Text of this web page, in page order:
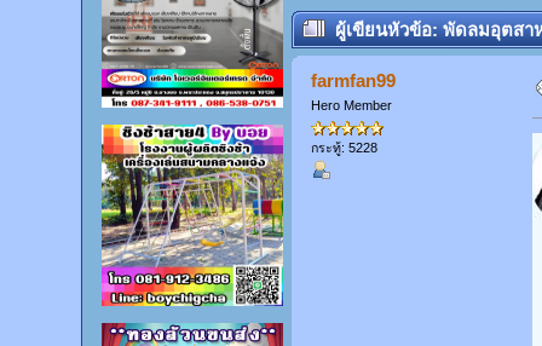
ผู้เขียนหัวข้อ: พัดลมอุตสา
farmfan99
Hero Member
กระทู้: 5228